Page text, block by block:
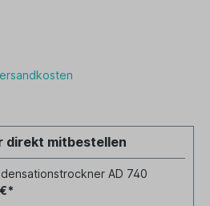
direkt mitbestellen
AD 740